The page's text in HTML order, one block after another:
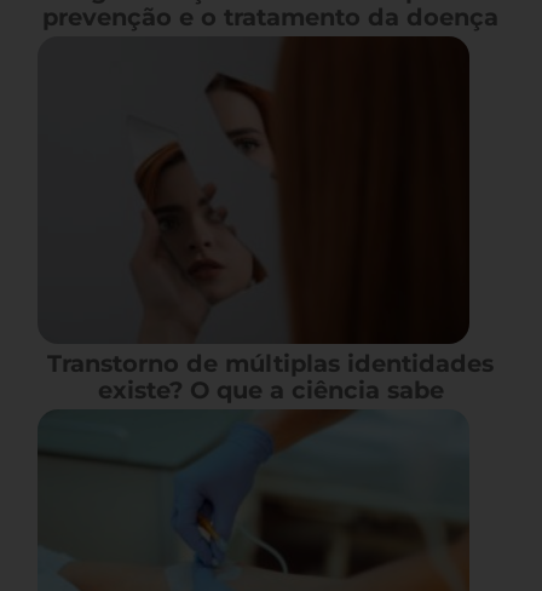
prevenção e o tratamento da doença
Transtorno de múltiplas identidades
existe? O que a ciência sabe